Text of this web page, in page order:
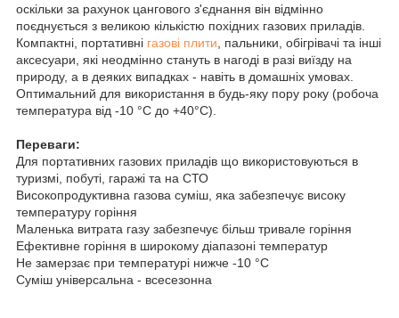
оскільки за рахунок цангового з'єднання він відмінно
поєднується з великою кількістю похідних газових приладів.
Компактні, портативні газові плити , пальники, обігрівачі та інші
аксесуари, які неодмінно стануть в нагоді в разі виїзду на
природу, а в деяких випадках - навіть в домашніх умовах.
Оптимальний для використання в будь-яку пору року (робоча
температура від -10 °С до +40°С).
Переваги:
Для портативних газових приладів що використовуються в
туризмі, побуті, гаражі та на СТО
Високопродуктивна газова суміш, яка забезпечує високу
температуру горіння
Маленька витрата газу забезпечує більш тривале горіння
Ефективне горіння в широкому діапазоні температур
Не замерзає при температурі нижче -10 °С
Суміш універсальна - всесезонна